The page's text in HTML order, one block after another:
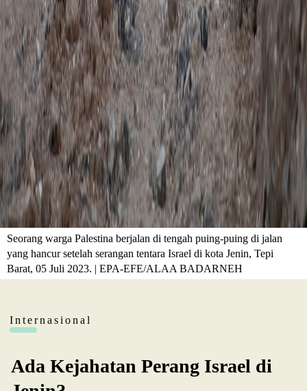
Seorang warga Palestina berjalan di tengah puing-puing di jalan
yang hancur setelah serangan tentara Israel di kota Jenin, Tepi
Barat, 05 Juli 2023. | EPA-EFE/ALAA BADARNEH
Internasional
Ada Kejahatan Perang Israel di